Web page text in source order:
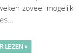
zoveel mogelijk
LEZEN »